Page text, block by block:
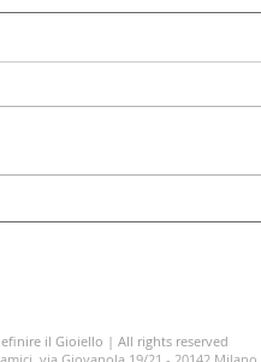
il Gioiello | All rights reserved